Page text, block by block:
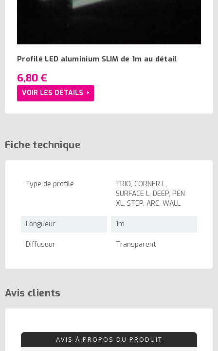
Profilé LED aluminium SLIM de 1m au détail
6,80 €
VOIR LES DÉTAILS
Fiche technique
Type de profilé
TRIO, CORNER L,
SURFACE L, DEEP, PEN
XL, STEP, ARC, WALL
Longueur 1m
Diffuseur Transparent
Avis clients
AVIS À PROPOS DU PRODUIT